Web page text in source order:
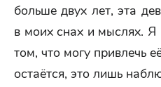
больше двух лет, эта
в моих снах и мыслях.
том, что могу привлечь
остаётся, это лишь